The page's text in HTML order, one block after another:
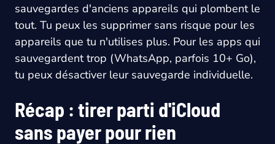
sauvegardes d'anciens appareils qui plombent le
tout. Tu peux les supprimer sans risque pour les
appareils que tu n'utilises plus. Pour les apps qui
sauvegardent trop (WhatsApp, parfois 10+ Go),
tu peux désactiver leur sauvegarde individuelle.
Récap : tirer parti d'iCloud
sans payer pour rien